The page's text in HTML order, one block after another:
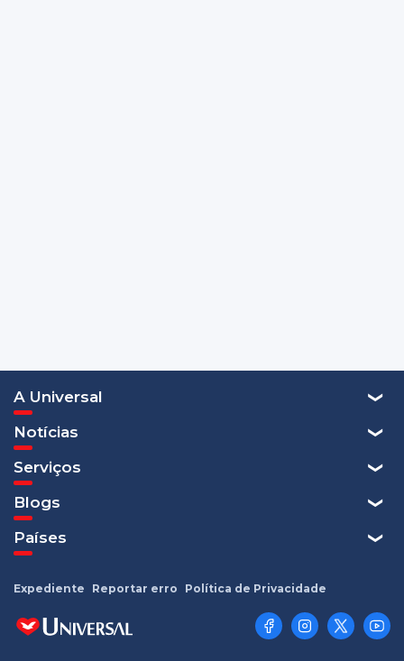
A Universal
Notícias
Serviços
Blogs
Países
Expediente Reportar erro Política de Privacidade